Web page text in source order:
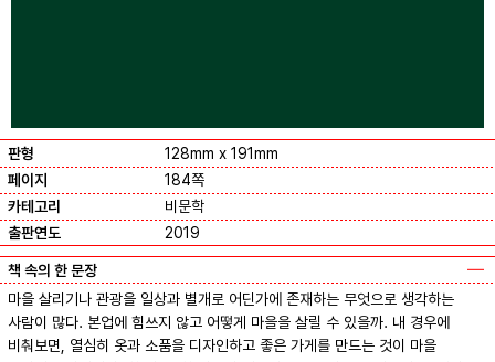
판형
128mm x 191mm
페이지
184쪽
카테고리
비문학
출판연도
2019
책 속의 한 문장
마을 살리기나 관광을 일상과 별개로 어딘가에 존재하는 무엇으로 생각하는
사람이 많다. 본업에 힘쓰지 않고 어떻게 마을을 살릴 수 있을까. 내 경우에
비춰보면, 열심히 옷과 소품을 디자인하고 좋은 가게를 만드는 것이 마을